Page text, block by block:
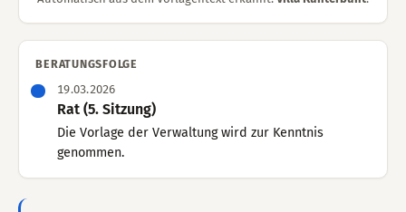
BERATUNGSFOLGE
19.03.2026
Rat (5. Sitzung)
Die Vorlage der Verwaltung wird zur Kenntnis
genommen.